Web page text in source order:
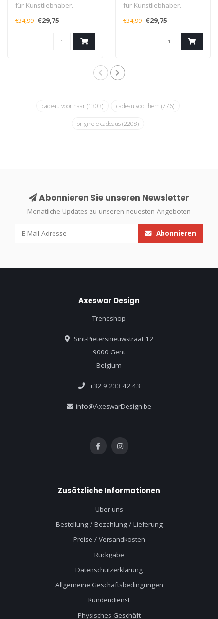
für Kunstliebhaber.
Tragbare Meisterwerke
aus hochwerti..
€34,99 €29,75
für Kunstliebhaber.
Tragbare Meisterwerke
aus hochwerti..
€34,99 €29,75
cadeau voor haar(1303) cadeau voor hem (776)
originele cadeaus(2208)
Abonnieren Sie unseren Newsletter
Monatliche Updates zu unseren neuesten Angeboten
Abonnieren
Axeswar Design
Trendshop
Sint-Pietersnieuwstraat 12
9000 Gent
Belgium
+32 9 233 42 43
info@AxeswarDesign.be
Zusätzliche Informationen
Über uns
Bestellung / Bezahlung / Lieferung
Preise / Versandkosten
Rückgabe
Datenschutzerklärung
Allgemeine Geschäftsbedingungen
Kundendienst
Physisches Geschäft